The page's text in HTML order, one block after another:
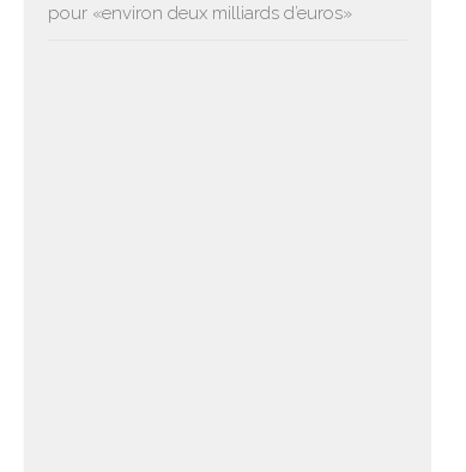
pour «environ deux milliards d’euros»